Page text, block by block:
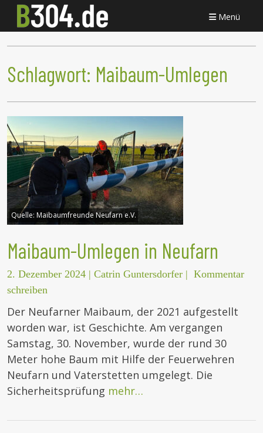
Menü
Schlagwort: Maibaum-Umlegen
Quelle: Maibaumfreunde Neufarn e.V.
Maibaum-Umlegen in Neufarn
2. Dezember 2024 | Catrin Guntersdorfer | Kommentar
schreiben
Der Neufarner Maibaum, der 2021 aufgestellt
worden war, ist Geschichte. Am vergangen
Samstag, 30. November, wurde der rund 30
Meter hohe Baum mit Hilfe der Feuerwehren
Neufarn und Vaterstetten umgelegt. Die
Sicherheitsprüfung mehr…